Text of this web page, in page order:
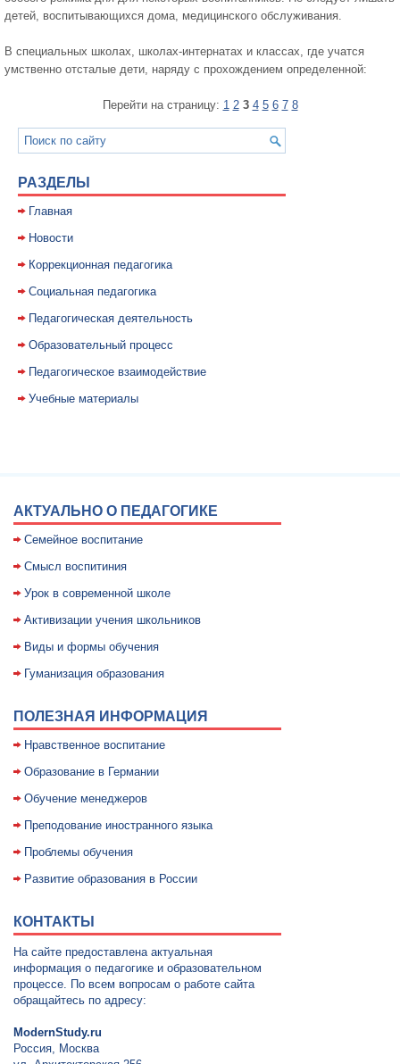
детей, воспитывающихся дома, медицинского обслуживания.
В специальных школах, школах-интернатах и классах, где учатся
умственно отсталые дети, наряду с прохождением определенной:
Перейти на страницу: 1 2 3 4 5 6 7 8
РАЗДЕЛЫ
Главная
Новости
Коррекционная педагогика
Социальная педагогика
Педагогическая деятельность
Образовательный процесс
Педагогическое взаимодействие
Учебные материалы
АКТУАЛЬНО О ПЕДАГОГИКЕ
Семейное воспитание
Смысл воспитиния
Уpок в совpеменной школе
Активизации учения школьников
Виды и формы обучения
Гуманизация образования
ПОЛЕЗНАЯ ИНФОРМАЦИЯ
Нравственное воспитание
Образование в Германии
Обучение менеджеров
Преподование иностранного языка
Проблемы обучения
Развитие образования в России
КОНТАКТЫ
На сайте предоставлена актуальная
информация о педагогике и образовательном
процессе. По всем вопросам о работе сайта
обращайтесь по адресу:
ModernStudy.ru
Россия, Москва